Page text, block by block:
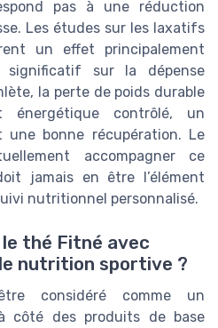
pas à une réduction
Les études sur les laxatifs
un effet principalement
significatif sur la dépense
la perte de poids durable
contrôlé, un
bonne récupération. Le
accompagner ce
jamais en être l’élément
nutritionnel personnalisé.
thé Fitné avec
nutrition sportive ?
considéré comme un
côté des produits de base